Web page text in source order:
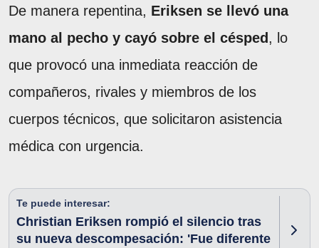
De manera repentina, Eriksen se llevó una
mano al pecho y cayó sobre el césped , lo
que provocó una inmediata reacción de
compañeros, rivales y miembros de los
cuerpos técnicos, que solicitaron asistencia
médica con urgencia.
Te puede interesar:
Christian Eriksen rompió el silencio tras
su nueva descompesación: 'Fue diferente